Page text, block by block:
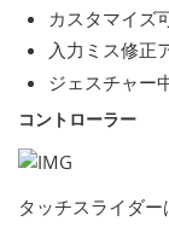
カスタマイズ
入力ミス修正
ジェスチャー
コントローラー
タッチスライダー